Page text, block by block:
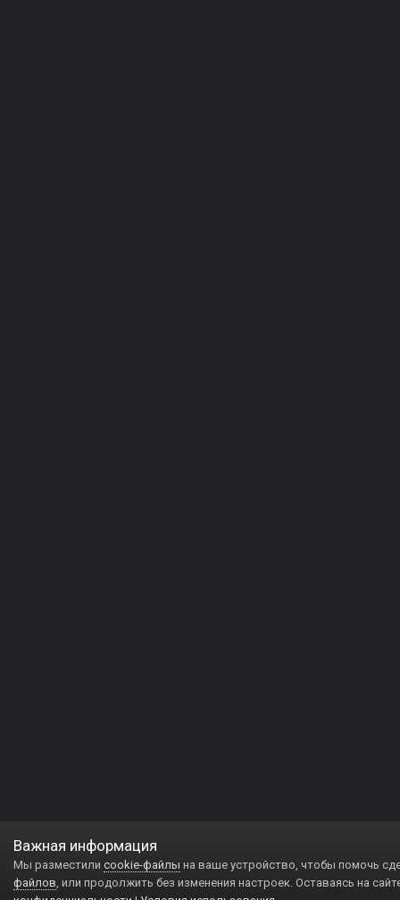
Важная информация
Мы разместили cookie-файлы на ваше устройство, чтобы помочь
файлов, или продолжить без изменения настроек. Оставаясь на